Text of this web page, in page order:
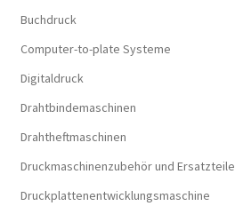
Buchdruck
Computer-to-plate Systeme
Digitaldruck
Drahtbindemaschinen
Drahtheftmaschinen
Druckmaschinenzubehör und Ersatzteile
Druckplattenentwicklungsmaschine